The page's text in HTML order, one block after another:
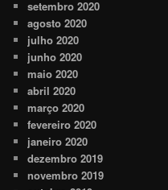
setembro 2020
agosto 2020
julho 2020
junho 2020
maio 2020
abril 2020
março 2020
fevereiro 2020
janeiro 2020
dezembro 2019
novembro 2019